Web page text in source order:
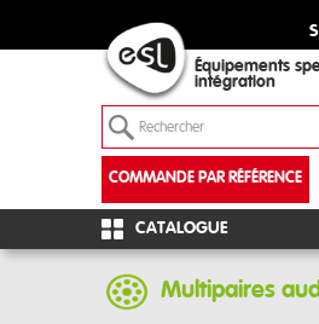
Équipements
intégration
COMMANDE PAR RÉFÉRENCE
CATALOGUE
Multipaires